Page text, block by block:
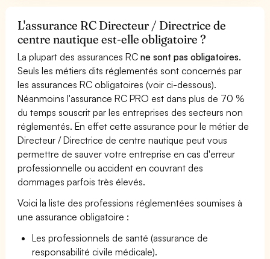
L'assurance RC Directeur / Directrice de
centre nautique est-elle obligatoire ?
La plupart des assurances RCne sont pas obligatoires.
Seuls les métiers dits réglementés sont concernés par
les assurances RC obligatoires (voir ci-dessous).
Néanmoins l'assurance RC PRO est dans plus de 70 %
du temps souscrit par les entreprises des secteurs non
réglementés. En effet cette assurance pour le métier de
Directeur / Directrice de centre nautique peut vous
permettre de sauver votre entreprise en cas d'erreur
professionnelle ou accident en couvrant des
dommages parfois très élevés.
Voici la liste des professions réglementées soumises à
une assurance obligatoire :
Les professionnels de santé (assurance de
responsabilité civile médicale).